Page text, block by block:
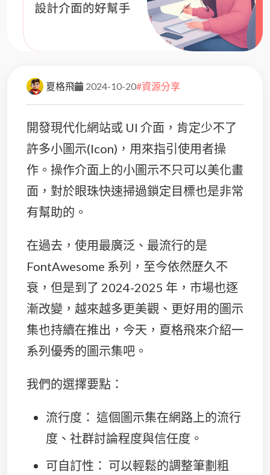
夏格飛 2024-10-20#資源分享
開發現代化網站或 UI 介面，肯定少不了
許多小圖示(Icon)，用來指引使用者操
作。操作介面上的小圖示不只可以美化畫
面，對於眼珠快速掃過鎖定目標也是非常
有幫助的。
在過去，使用最廣泛、最流行的是
FontAwesome 系列，至今依然歷久不
衰，但是到了 2024-2025 年，市場也逐
漸改變，越來越多更美觀、更好用的圖示
集也持續在推出，今天，夏格飛來介紹一
系列優秀的圖示集吧。
我們的選擇要點：
流行度： 這個圖示集在網路上的流行
度、社群討論程度與信任度。
可自訂性： 可以輕鬆的調整筆劃粗